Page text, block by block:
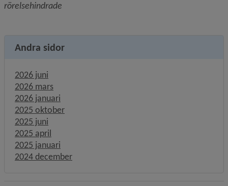
rörelsehindrade
Andra sidor
2026 juni
2026 mars
2026 januari
2025 oktober
2025 juni
2025 april
2025 januari
2024 december